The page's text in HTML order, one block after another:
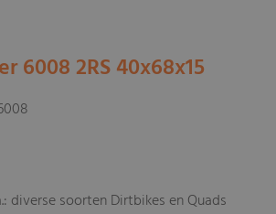
6008 2RS 40x68x15
diverse soorten Dirtbikes en Quads